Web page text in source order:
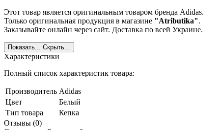
Этот товар является оригинальным товаром бренда Adidas.
Только оригинальная продукция в магазине "Atributika".
Заказывайте онлайн через сайт. Доставка по всей Украине.
Показать... Скрыть...
Характеристики
Полный список характеристик товара:
Производитель Adidas
Цвет
Белый
Тип товара
Кепка
Отзывы (0)